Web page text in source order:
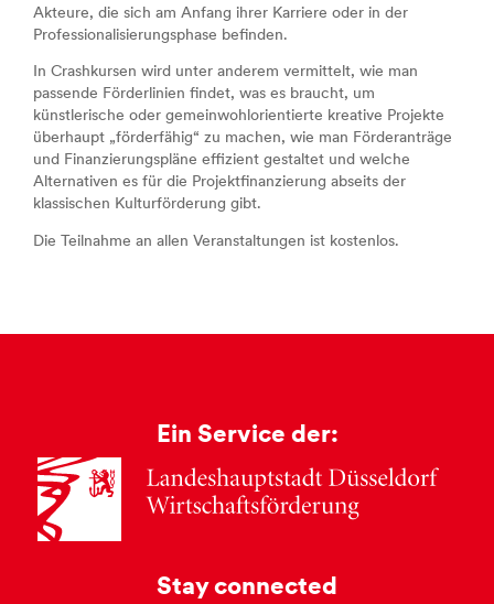
Akteure, die sich am Anfang ihrer Karriere oder in der
Professionalisierungsphase befinden.
In Crashkursen wird unter anderem vermittelt, wie man
passende Förderlinien findet, was es braucht, um
künstlerische oder gemeinwohlorientierte kreative Projekte
überhaupt „förderfähig“ zu machen, wie man Förderanträge
und Finanzierungspläne effizient gestaltet und welche
Alternativen es für die Projektfinanzierung abseits der
klassischen Kulturförderung gibt.
Die Teilnahme an allen Veranstaltungen ist kostenlos.
Ein Service der:
Stay connected